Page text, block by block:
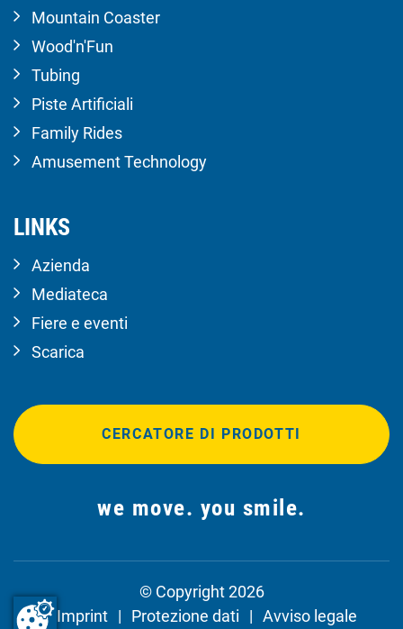
Mountain Coaster
Wood'n'Fun
Tubing
Piste Artificiali
Family Rides
Amusement Technology
LINKS
Azienda
Mediateca
Fiere e eventi
Scarica
CERCATORE DI PRODOTTI
we move. you smile.
© Copyright 2026
Imprint
Protezione dati Avviso legale